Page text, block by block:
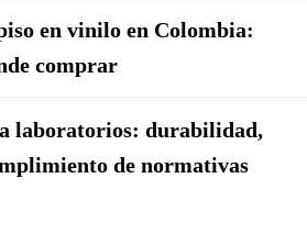
en vinilo en Colombia:
comprar
laboratorios: durabilidad,
de normativas